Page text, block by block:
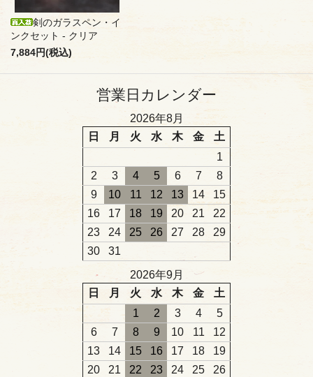
剣のガラスペン・イ
ンクセット - クリア
7,884円(税込)
営業日カレンダー
2026年8月
日
月 火 水 木 金
土
1
2
3 4 5 6 7
8
9
10 11 12 13 14
15
16
17 18 19 20 21
22
23
24 25 26 27 28
29
30
31
2026年9月
日
月 火 水 木 金
土
1
2 3 4
5
6
7 8 9 10 11
12
13
14 15 16 17 18
19
20
21 22 23 24 25
26